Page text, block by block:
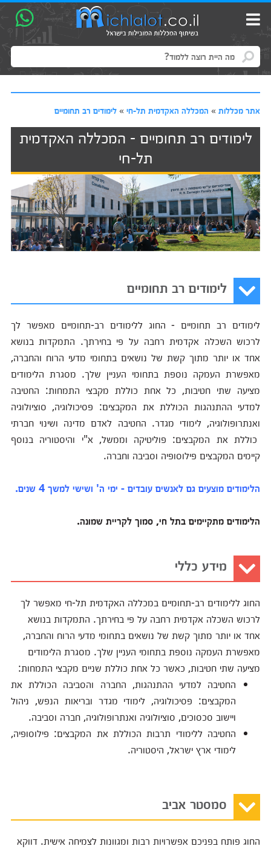
אתר מכללות» המכללה האקדמית תל-חי» לימודים רב תחומיים
לימודים רב תחומיים - המכללה האקדמית
תל-חי
לימודים רב תחומיים
לימודים רב תחומיים - החוג ללימודים רב-תחומיים מאפשר לך
לרכוש השכלה אקדמית רחבה על פי בחירתך. התמקדות בנושא
אחד או יותר מתוך קשת של נושאים בתחומי מדעי הרוח והחברה,
מאפשרת העמקה נוספת בתחומי העניין שלך. מסגרת הלימודים
מציעה שתי חטיבות, כל אחת כוללת מקבצי התמחות: החטיבה
למדעי ההתנהגות הכוללת את המקבצים: פסיכולוגיה, סוציולוגיה
ואנתרופולוגיה, לימודי מגדר. החטיבה לאדם מדינה ושינוי חברתי
כוללת את המקבצים: פוליטיקה וממשל, א"י והיסטוריה בנוסף
קיימים המקבצים פילוסופיה וסביבה וחברה.
הלימודים מוצעים גם לאנשים עובדים - ימי ה' ושישי למשך 4 שנים.
הלימודים מתקיימים בתל חי, סמוך לקריית שמונה.
מידע כללי
החוג ללימודים רב-תחומיים במכללה האקדמית תל-חי מאפשר לך
לרכוש השכלה אקדמית רחבה על פי בחירתך. התמקדות בנושא
אחד או יותר מתוך קשת של נושאים בתחומי מדעי הרוח והחברה,
מאפשרת העמקה נוספת בתחומי העניין שלך. מסגרת הלימודים
מציעה שתי חטיבות, כאשר כל אחת כוללת שניים מקבצי התמחות:
החטיבה למדעי ההתנהגות, החברה והסביבה הכוללת את
המקבצים: פסיכולוגיה, לימודי מגדר ובריאות הנפש, ניהול
ויישוב סכסוכים, סוציולוגיה ואנתרופולוגיה, חברה וסביבה.
החטיבה ללימודי תרבות הכוללת את המקבצים: פילוסופיה,
לימודי ארץ ישראל, היסטוריה.
סמסטר אביב
החוג פותח בפניכם אפשרויות רבות ומגוונות לצמיחה אישית. דווקא